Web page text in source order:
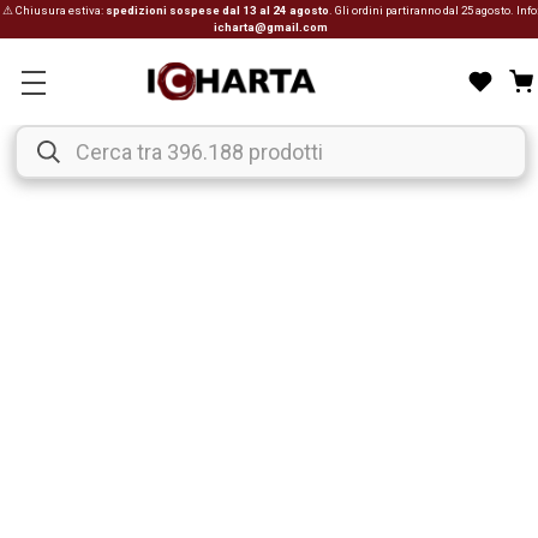
⚠ Chiusura estiva: spedizioni sospese dal 13 al 24 agosto . Gli ordini partiranno dal 25 agosto. Info:
icharta@gmail.com